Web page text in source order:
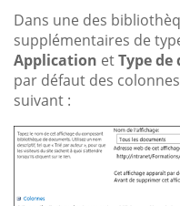
Dans une des
supplémentaires de
Application etType
par défaut des
suivant :